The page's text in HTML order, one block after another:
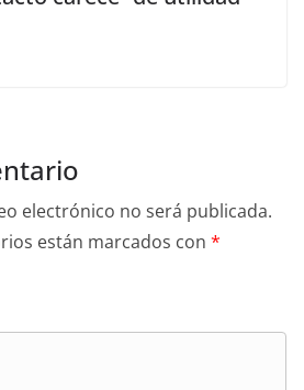
electrónico no será publicada.
están marcados con *